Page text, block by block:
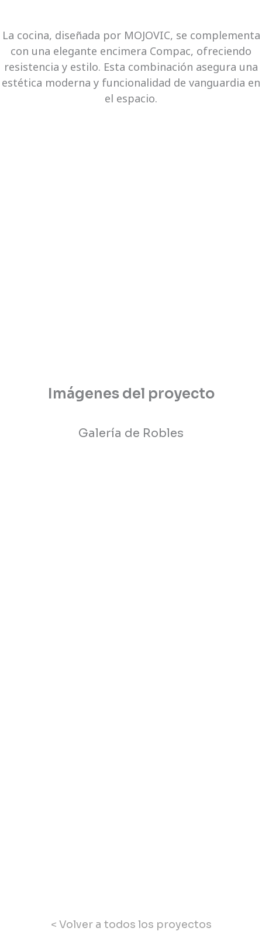
La cocina, diseñada por MOJOVIC, se complementa
con una elegante encimera Compac, ofreciendo
resistencia y estilo. Esta combinación asegura una
estética moderna y funcionalidad de vanguardia en
el espacio.
Imágenes del proyecto
Galería de Robles
< Volver a todos los proyectos